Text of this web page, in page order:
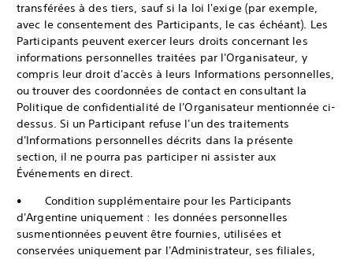
transférées à des tiers, sauf si la loi l'exige (par exemple,
avec le consentement des Participants, le cas échéant). Les
Participants peuvent exercer leurs droits concernant les
informations personnelles traitées par l'Organisateur, y
compris leur droit d'accès à leurs Informations personnelles,
ou trouver des coordonnées de contact en consultant la
Politique de confidentialité de l'Organisateur mentionnée ci-
dessus. Si un Participant refuse l'un des traitements
d'Informations personnelles décrits dans la présente
section, il ne pourra pas participer ni assister aux
Événements en direct.
• Condition supplémentaire pour les Participants
d'Argentine uniquement : les données personnelles
susmentionnées peuvent être fournies, utilisées et
conservées uniquement par l'Administrateur, ses filiales,